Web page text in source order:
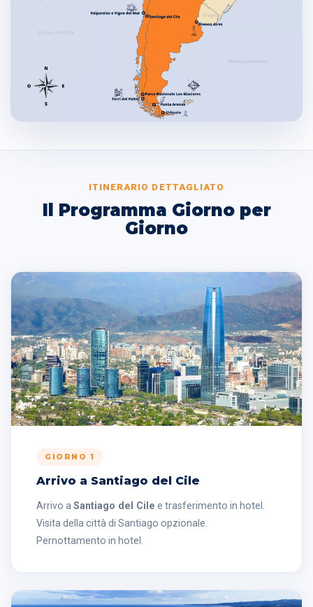
ITINERARIO DETTAGLIATO
Il Programma Giorno per
Giorno
GIORNO 1
Arrivo a Santiago del Cile
Arrivo a Santiago del Cile e trasferimento in hotel.
Visita della città di Santiago opzionale.
Pernottamento in hotel.